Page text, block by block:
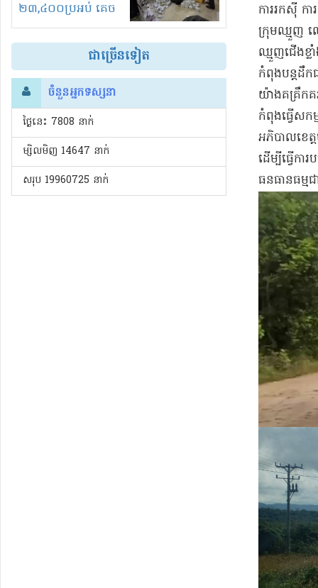
២៣,៤០០ប្រអប់ គេច
ពន្ធនិងអត់ច្បាប់នាំ
ចូល!?
ជាច្រើនទៀត
ចំនួនអ្នកទស្សនា
ថ្ងៃនេះ​ 7808 នាក់
ម្សិលមិញ 14647 នាក់
សរុប 19960725 នាក់
ការ​រកស៊ី ក
ក្រុម​ឈ្មួញ ឈ្
ឈ្មួញ​ជើង​ខ្
កំពុង​បន្ត​ដឹក
យ៉ាង​គគ្រឹក​គ
កំពុង​ធ្វើ​ស
អភិបាលខេត្
ដើម្បី​ធ្វើក
ធនធានធម្ម